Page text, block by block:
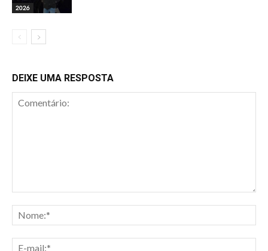
2026
DEIXE UMA RESPOSTA